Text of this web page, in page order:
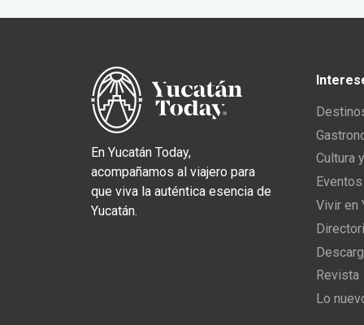
En Yucatán Today,
acompañamos al viajero para
que viva la auténtica esencia de
Yucatán.
Cultura
Vivir en
Revista
Lo